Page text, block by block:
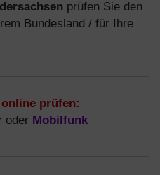
prüfen Sie den
Bundesland / für Ihre
prüfen:
oder Mobilfunk